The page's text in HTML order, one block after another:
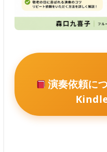
演奏依頼に